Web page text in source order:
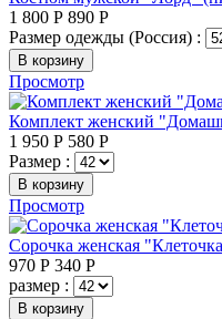
1 800 Р 890 Р
Размер одежды (Россия) :
В корзину
Просмотр
Комплект женский
1 950 Р 580 Р
Размер :
В корзину
Просмотр
Сорочка женская
970 Р 340 Р
размер :
В корзину